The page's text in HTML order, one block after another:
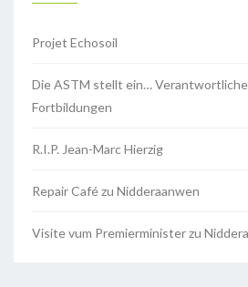
Projet Echosoil
Die ASTM stellt ein…
Fortbildungen
R.I.P. Jean-Marc Hierzig
Repair Café zu Nidderaanwen
Visite vum Premierminister zu